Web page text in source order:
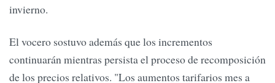
invierno.
El vocero sostuvo además que los incrementos
continuarán mientras persista el proceso de recomposición
de los precios relativos. "Los aumentos tarifarios mes a